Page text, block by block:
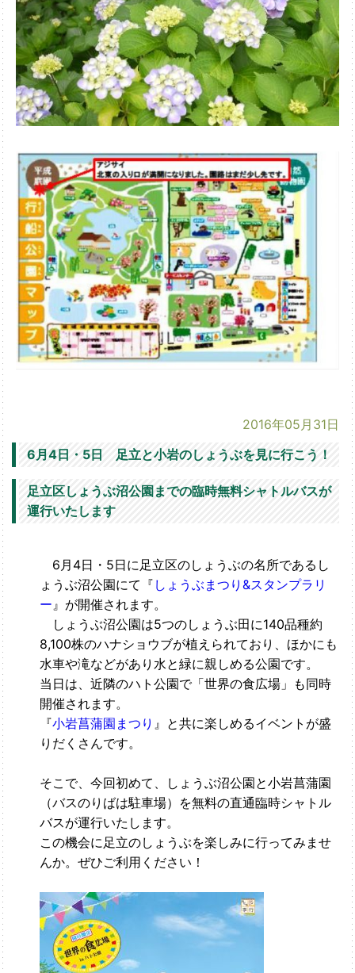
2016年05月31日
6月4日・5日 足立と小岩のしょうぶを見に行こう！
足立区しょうぶ沼公園までの臨時無料シャトルバスが
運行いたします
6月4日・5日に足立区のしょうぶの名所であるし
ょうぶ沼公園にて『 しょうぶまつり&スタンプラリ
ー 』が開催されます。
しょうぶ沼公園は5つのしょうぶ田に140品種約
8,100株のハナショウブが植えられており、ほかにも
水車や滝などがあり水と緑に親しめる公園です。
当日は、近隣のハト公園で「世界の食広場」も同時
開催されます。
『小岩菖蒲園まつり 』と共に楽しめるイベントが盛
りだくさんです。
そこで、今回初めて、しょうぶ沼公園と小岩菖蒲園
（バスのりばは駐車場）を無料の直通臨時シャトル
バスが運行いたします。
この機会に足立のしょうぶを楽しみに行ってみませ
んか。ぜひご利用ください！